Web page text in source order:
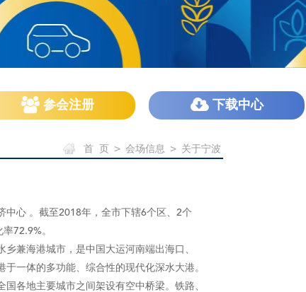
参会注册 下载中心
首 页 > 会场信息 > 关于宁波
心 。截至2018年，全市下辖6个区、2个
72.9%。
兼海港城市，是中国大运河南端出海口、
一体的多功能、综合性的现代化深水大港。
各地主要城市之间架设有空中桥梁。铁路、